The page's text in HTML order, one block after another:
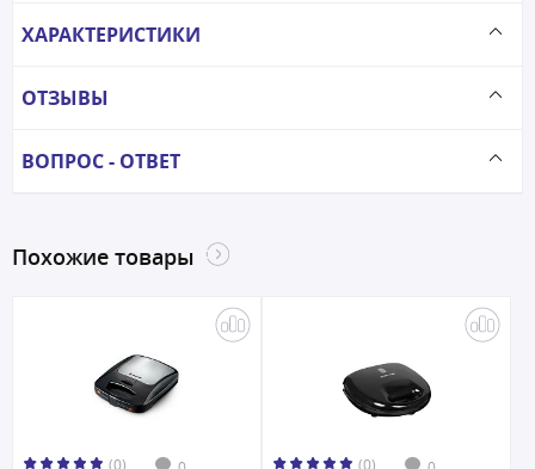
ХАРАКТЕРИСТИКИ
ОТЗЫВЫ
ВОПРОС - ОТВЕТ
Похожие товары
(0) (0)